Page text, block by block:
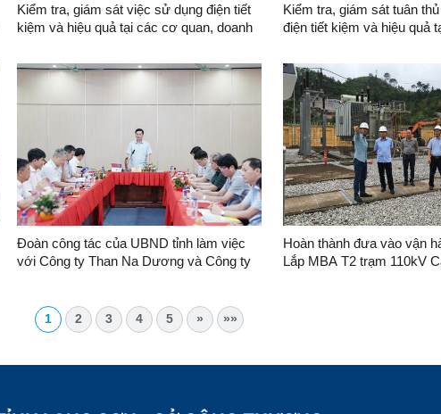
Kiểm tra, giám sát việc sử dụng điện tiết
kiệm và hiệu quả tại các cơ quan, doanh
Kiểm tra, giám sát tuân
điện tiết kiệm và hiệu quả
1/2026)
Đoàn công tác của UBND tỉnh làm việc
với Công ty Than Na Dương và Công ty
Hoàn thành đưa vào vận hành Công
Lắp MBA T2 trạm 110kV
1 2 3 4 5 » »»